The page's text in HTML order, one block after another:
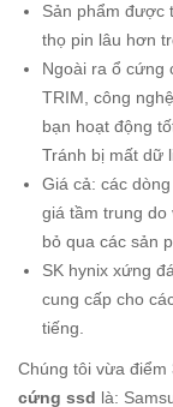
Sản phẩm được
thọ pin lâu hơn
Ngoài ra ổ cứng
TRIM, công
bạn hoạt động
Tránh bị mất dữ
Giá cả: các
giá tầm trung do
bỏ qua các sản
SK hynix xứng
cung cấp cho
tiếng.
Chúng tôi vừa
cứng ssd là: